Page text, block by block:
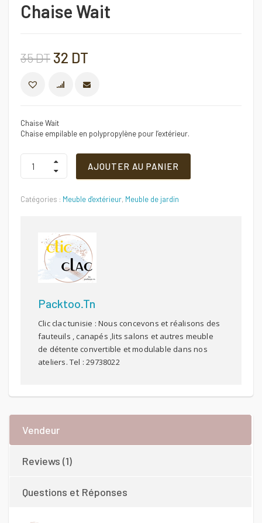
Chaise Wait
35DT Le
prix
initial
35 DT.
32 DT
prix
32 DT.
COMPARER
Chaise Wait
Chaise empilable en polypropylène pour l’extérieur.
Chaise
Wait
Quantité
AJOUTER AU PANIER
Catégories : Meuble d'extérieur, Meuble de jardin
Packtoo.tn
Clic clac tunisie : Nous concevons et réalisons des
fauteuils , canapés ,lits salons et autres meuble
de détente convertible et modulable dans nos
ateliers. Tel : 29738022
Vendeur
Reviews (1)
Questions et Réponses